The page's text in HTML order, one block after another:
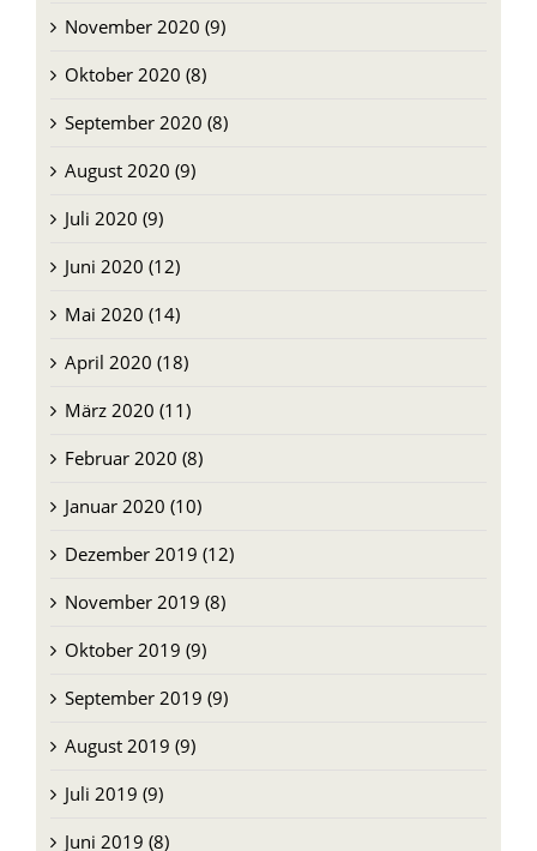
November 2020 (9)
Oktober 2020 (8)
September 2020 (8)
August 2020 (9)
Juli 2020 (9)
Juni 2020 (12)
Mai 2020 (14)
April 2020 (18)
März 2020 (11)
Februar 2020 (8)
Januar 2020 (10)
Dezember 2019 (12)
November 2019 (8)
Oktober 2019 (9)
September 2019 (9)
August 2019 (9)
Juli 2019 (9)
Juni 2019 (8)